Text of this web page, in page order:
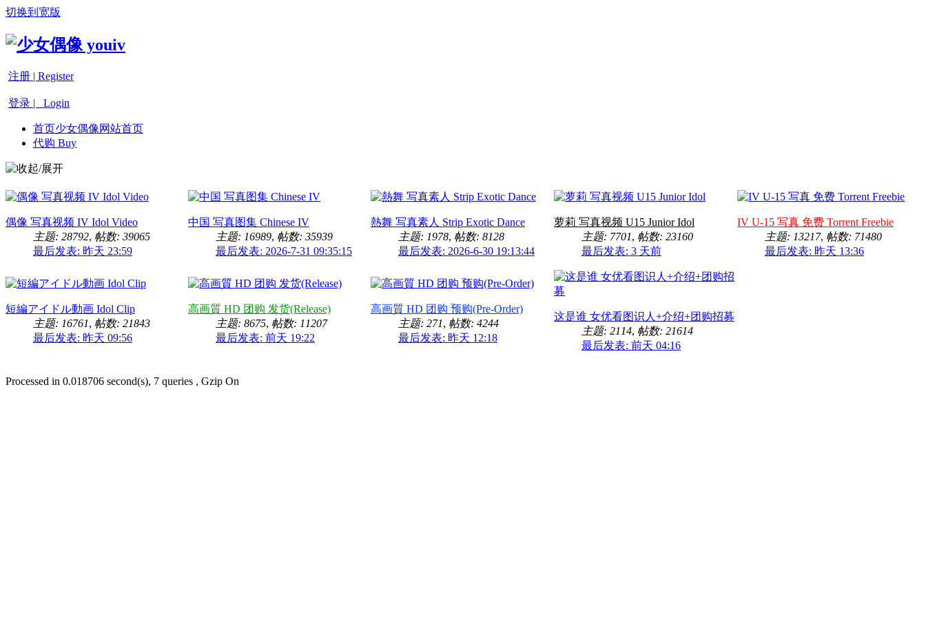
切换到宽版
注册 | Register
登录 | Login
首页少女偶像网站首页
代购 Buy
偶像 写真视频 IV Idol Video
主题: 28792, 帖数: 39065
最后发表: 昨天 23:59
中国 写真图集 Chinese IV
主题: 16989, 帖数: 35939
最后发表: 2026-7-31 09:35:15
熱舞 写真素人 Strip Exotic Dance
主题: 1978, 帖数: 8128
最后发表: 2026-6-30 19:13:44
萝莉 写真视频 U15 Junior Idol
主题: 7701, 帖数: 23160
最后发表: 3 天前
IV U-15 写真 免费 Torrent Freebie
主题: 13217, 帖数: 71480
最后发表: 昨天 13:36
短編アイドル動画 Idol Clip
主题: 16761, 帖数: 21843
最后发表: 昨天 09:56
高画質 HD 团购 发货(Release)
主题: 8675, 帖数: 11207
最后发表: 前天 19:22
高画質 HD 团购 预购(Pre-Order)
主题: 271, 帖数: 4244
最后发表: 昨天 12:18
这是谁 女优看图识人+介绍+团购招募
主题: 2114, 帖数: 21614
最后发表: 前天 04:16
Processed in 0.018706 second(s), 7 queries , Gzip On